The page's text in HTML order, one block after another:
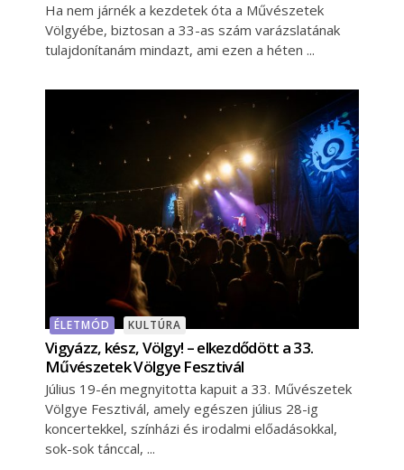
Ha nem járnék a kezdetek óta a Művészetek
Völgyébe, biztosan a 33-as szám varázslatának
tulajdonítanám mindazt, ami ezen a héten
ÉLETMÓD KULTÚRA
Vigyázz, kész, Völgy! – elkezdődött a 33.
Művészetek Völgye Fesztivál
Július 19-én megnyitotta kapuit a 33. Művészetek
Völgye Fesztivál, amely egészen július 28-ig
koncertekkel, színházi és irodalmi előadásokkal,
sok-sok tánccal,